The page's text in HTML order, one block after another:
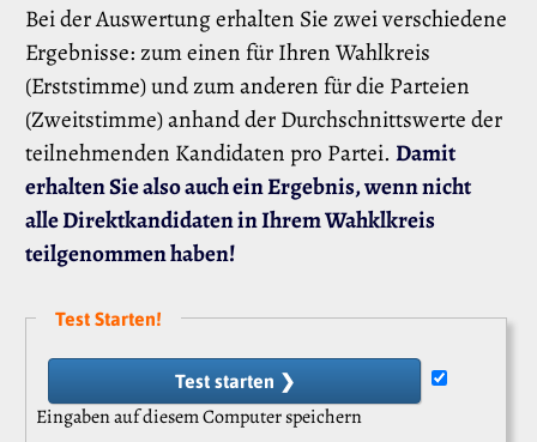
Bei der Auswertung erhalten Sie zwei verschiedene
Ergebnisse: zum einen für Ihren Wahlkreis
(Erststimme) und zum anderen für die Parteien
(Zweitstimme) anhand der Durchschnittswerte der
teilnehmenden Kandidaten pro Partei. Damit
erhalten Sie also auch ein Ergebnis, wenn nicht
alle Direktkandidaten in Ihrem Wahklkreis
teilgenommen haben!
Test Starten!
Test starten ❯
Eingaben auf diesem Computer speichern